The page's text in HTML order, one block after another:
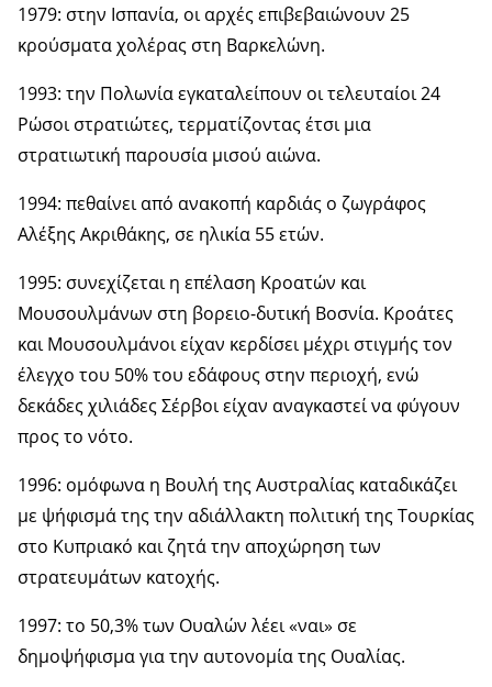
1979: στην Ισπανία, οι αρχές επιβεβαιώνουν 25
κρούσματα χολέρας στη Βαρκελώνη.
1993: την Πολωνία εγκαταλείπουν οι τελευταίοι 24
Ρώσοι στρατιώτες, τερματίζοντας έτσι μια
στρατιωτική παρουσία μισού αιώνα.
1994: πεθαίνει από ανακοπή καρδιάς ο ζωγράφος
Αλέξης Ακριθάκης, σε ηλικία 55 ετών.
1995: συνεχίζεται η επέλαση Κροατών και
Μουσουλμάνων στη βορειο-δυτική Βοσνία. Κροάτες
και Μουσουλμάνοι είχαν κερδίσει μέχρι στιγμής τον
έλεγχο του 50% του εδάφους στην περιοχή, ενώ
δεκάδες χιλιάδες Σέρβοι είχαν αναγκαστεί να φύγουν
προς το νότο.
1996: ομόφωνα η Βουλή της Αυστραλίας καταδικάζει
με ψήφισμά της την αδιάλλακτη πολιτική της Τουρκίας
στο Κυπριακό και ζητά την αποχώρηση των
στρατευμάτων κατοχής.
1997: το 50,3% των Ουαλών λέει «ναι» σε
δημοψήφισμα για την αυτονομία της Ουαλίας.